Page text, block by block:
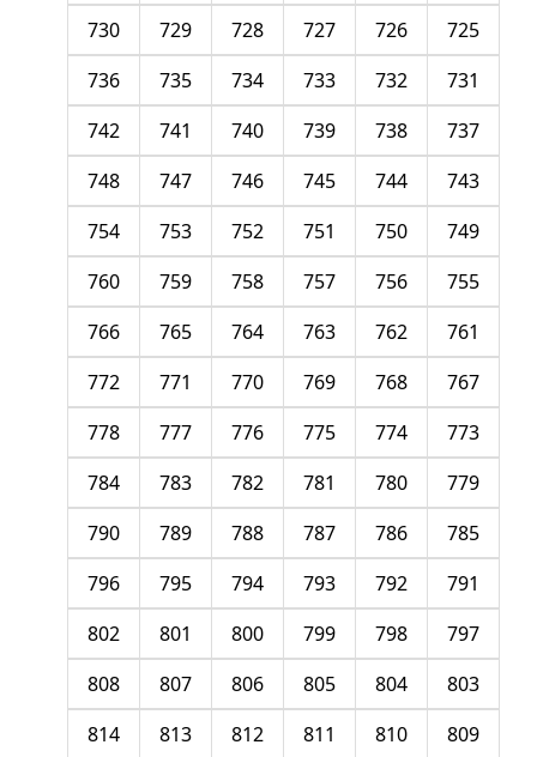
725
726
727
728
729
730
731
732
733
734
735
736
737
738
739
740
741
742
743
744
745
746
747
748
749
750
751
752
753
754
755
756
757
758
759
760
761
762
763
764
765
766
767
768
769
770
771
772
773
774
775
776
777
778
779
780
781
782
783
784
785
786
787
788
789
790
791
792
793
794
795
796
797
798
799
800
801
802
803
804
805
806
807
808
809
810
811
812
813
814